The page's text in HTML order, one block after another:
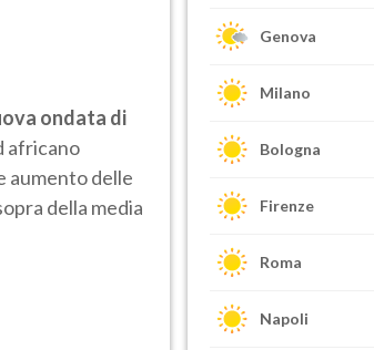
ondata di
africano
aumento delle
della media
Genova
Milano
Bologna
Firenze
Roma
Napoli